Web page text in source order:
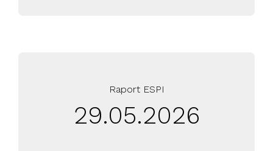
Raport ESPI
29.05.2026